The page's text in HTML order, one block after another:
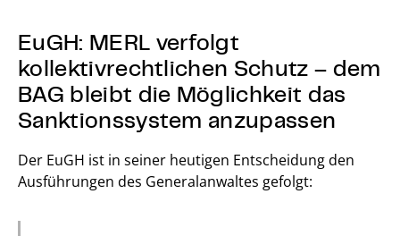
EuGH: MERL verfolgt
kollektivrechtlichen Schutz – dem
BAG bleibt die Möglichkeit das
Sanktionssystem anzupassen
Der EuGH ist in seiner heutigen Entscheidung den
Ausführungen des Generalanwaltes gefolgt: